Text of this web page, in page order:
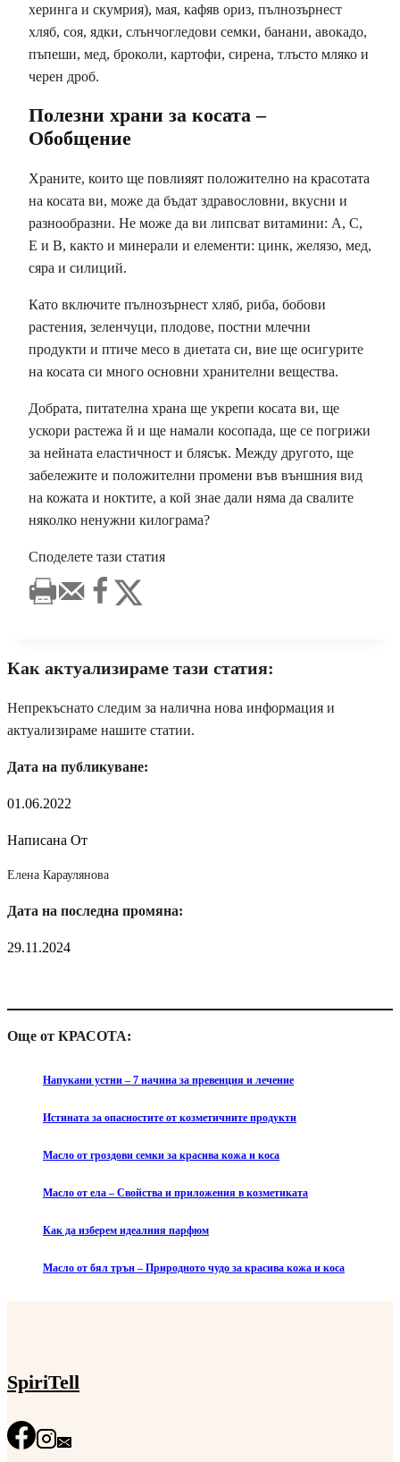
херинга и скумрия), мая, кафяв ориз, пълнозърнест
хляб, соя, ядки, слънчогледови семки, банани, авокадо,
пъпеши, мед, броколи, картофи, сирена, тлъсто мляко и
черен дроб.
Полезни храни за косата –
Обобщение
Храните, които ще повлияят положително на красотата
на косата ви, може да бъдат здравословни, вкусни и
разнообразни. Не може да ви липсват витамини: А, С,
Е и В, както и минерали и елементи: цинк, желязо, мед,
сяра и силиций.
Като включите пълнозърнест хляб, риба, бобови
растения, зеленчуци, плодове, постни млечни
продукти и птиче месо в диетата си, вие ще осигурите
на косата си много основни хранителни вещества.
Добрата, питателна храна ще укрепи косата ви, ще
ускори растежа й и ще намали косопада, ще се погрижи
за нейната еластичност и блясък. Между другото, ще
забележите и положителни промени във външния вид
на кожата и ноктите, а кой знае дали няма да свалите
няколко ненужни килограма?
Споделете тази статия
Как актуализираме тази статия:
Непрекъснато следим за налична нова информация и
актуализираме нашите статии.
Дата на публикуване:
01.06.2022
Написана От
Елена Караулянова
Дата на последна промяна:
29.11.2024
Още от КРАСОТА:
Напукани устни – 7 начина за превенция и лечение
Истината за опасностите от козметичните продукти
Масло от гроздови семки за красива кожа и коса
Масло от ела – Свойства и приложения в козметиката
Как да изберем идеалния парфюм
Масло от бял трън – Природното чудо за красива кожа и коса
SpiriTell